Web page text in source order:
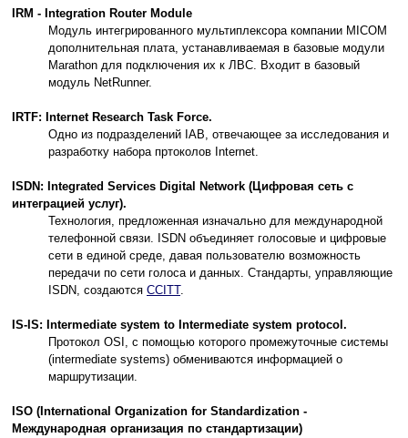
IRM - Integration Router Module
Модуль интегрированного мультиплексора компании MICOM
дополнительная плата, устанавливаемая в базовые модули
Marathon для подключения их к ЛВС. Входит в базовый
модуль NetRunner.
IRTF: Internet Research Task Force.
Одно из подразделений IAB, отвечающее за исследования и
разработку набора пртоколов Internet.
ISDN: Integrated Services Digital Network (Цифровая сеть с
интеграцией услуг).
Технология, предложенная изначально для международной
телефонной связи. ISDN объединяет голосовые и цифровые
сети в единой среде, давая пользователю возможность
передачи по сети голоса и данных. Стандарты, управляющие
ISDN, создаются CCITT.
IS-IS: Intermediate system to Intermediate system protocol.
Протокол OSI, с помощью которого промежуточные системы
(intermediate systems) обмениваются информацией о
маршрутизации.
ISO (International Organization for Standardization -
Международная организация по стандартизации)